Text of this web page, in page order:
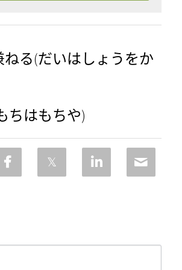
る(だいはしょうをか
ちはもちや)